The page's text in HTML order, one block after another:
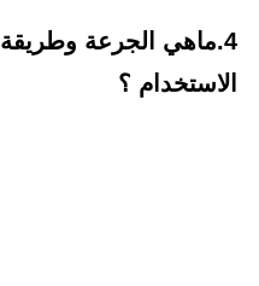
4.ماهي الجرعة وطريقة
الاستخدام ؟